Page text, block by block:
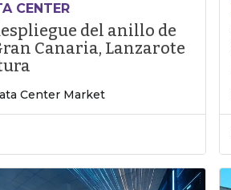
CENTER
del anillo de
Canaria, Lanzarote
Center Market